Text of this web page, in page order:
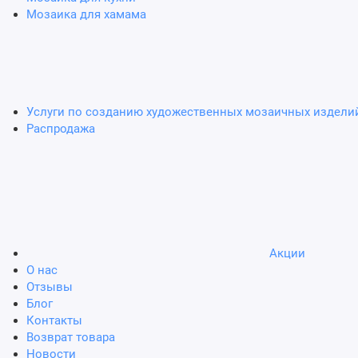
Мозаика для хамама
Услуги по созданию художественных мозаичных
Распродажа
Акции
О нас
Отзывы
Блог
Контакты
Возврат товара
Новости